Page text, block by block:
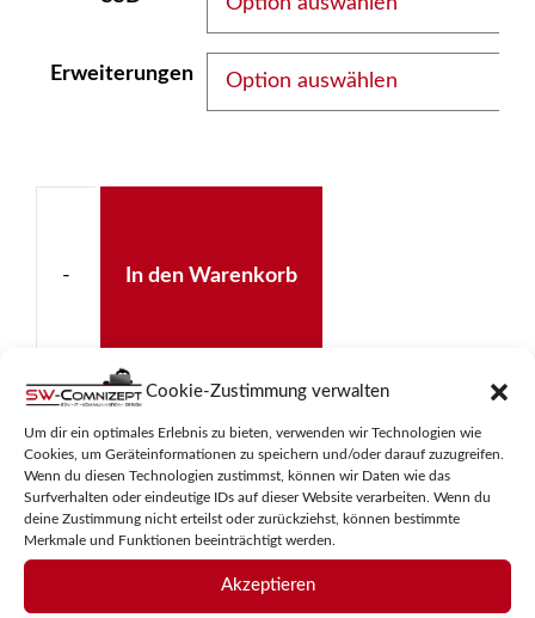
Cookie-Zustimmung verwalten
Um dir ein optimales Erlebnis zu bieten, verwenden wir Technologien wie
Cookies, um Geräteinformationen zu speichern und/oder darauf zuzugreifen.
Wenn du diesen Technologien zustimmst, können wir Daten wie das
Surfverhalten oder eindeutige IDs auf dieser Website verarbeiten. Wenn du
deine Zustimmung nicht erteilst oder zurückziehst, können bestimmte
Merkmale und Funktionen beeinträchtigt werden.
Akzeptieren
Erweiterungen
-
SW-
PC
RZ3
Menge
In den Warenkorb
Beschreibung
Zusätzliche Informationen